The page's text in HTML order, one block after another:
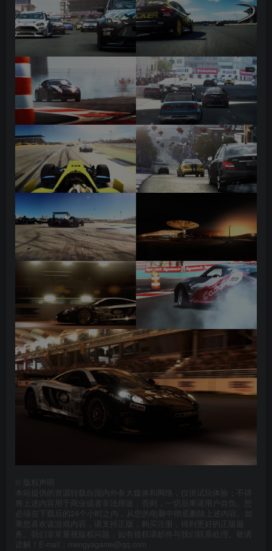
版权声明
本站提供的资源转载自国内外各大媒体和网络，仅供试玩体验；不得
将上述内容用于商业或者非法用途，否则，一切后果请用户自负。您
必须在下载后的24个小时之内，从您的电脑中彻底删除上述内容。如
果您喜欢该游戏内容，请支持正版，购买注册，得到更好的正版服
务。我们非常重视版权问题，如有侵权请邮件与我们联系处理。敬请
谅解！E-mail：mengyagame@qq.com